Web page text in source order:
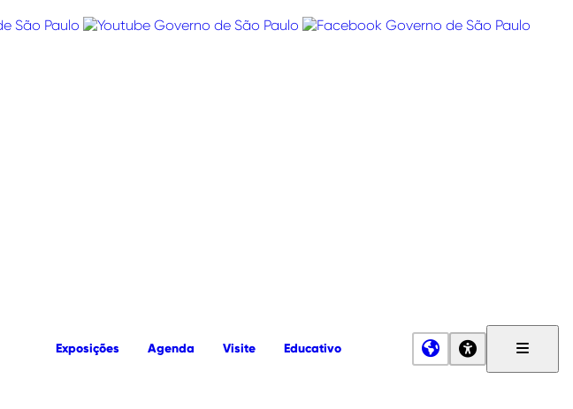
Exposições Agenda Visite Educativo